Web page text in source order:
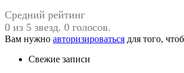
Средний рейтинг
0 из 5 звезд. 0 голосов.
Вам нужно авторизироваться для того,
Свежие записи